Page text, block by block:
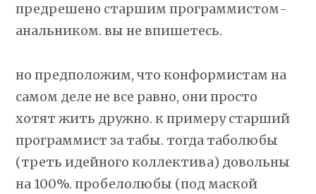
предрешено старшим программистом-
анальником. вы не впишетесь.
но предположим, что конформистам на
самом деле не все равно, они просто
хотят жить дружно. к примеру старший
программист за табы. тогда таболюбы
(треть идейного коллектива) довольны
на 100%. пробелолюбы (под маской